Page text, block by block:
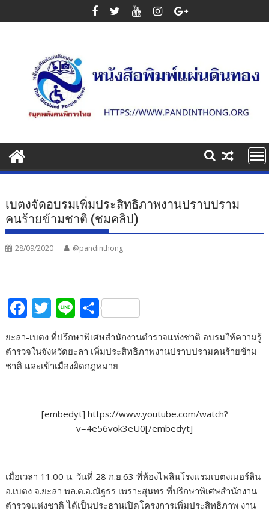
to
เบตงจัดอบรมเพิ่มประสิทธิภาพงานปราบปราม
คนร้ายข้ามชาติ (ชมคลิป)
28/09/2020 @pandinthong
F
e
b
T
w
itt
er
Li
n
e
S
h
ar
e
ยะลา-เบตง ที่ปรึกษาพิเศษสำนักงานตำรวจแห่งชาติ อบรมให้ความรู้
ตำรวจในจังหวัดยะลา เพิ่มประสิทธิภาพงานปราบปรามคนร้ายข้าม
ชาติ และเข้าเมืองผิดกฎหมาย
[embedyt] https://www.youtube.com/watch?
v=4e56vok3eU0[/embedyt]
เมื่อเวลา 11.00 น. วันที่ 28 ก.ย.63 ที่ห้องไพลินโรงแรมเบตงเมอร์ลิน
อ.เบตง จ.ยะลา พล.ต.อ.ณัฐธร เพราะสุนทร ที่ปรึกษาพิเศษสำนักงาน
ตำรวจแห่งชาติ ได้เป็นประธานเปิดโครงการเพิ่มประสิทธิภาพ งาน